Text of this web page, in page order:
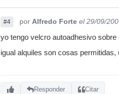
#4 por Alfredo Forte el 29/09/
yo tengo velcro autoadhesivo
igual alquiles son cosas
Responder Citar